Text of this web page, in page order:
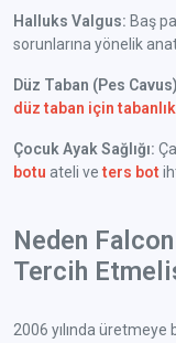
Halluks Valgus: Baş
sorunlarına yönelik
Düz Taban (Pes
düz taban için tabanlık
Çocuk Ayak Sağlığı:
botu ateli veters bot
Neden
Tercih
2006 yılında üretmeye